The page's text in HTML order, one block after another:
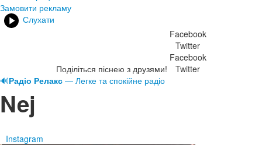
Замовити рекламу
Слухати
Поділіться піснею з друзями!
Facebook
Twitter
Facebook
Twitter
🔊Радіо Релакс — Легке та спокійне радіо
Nej
Instagram